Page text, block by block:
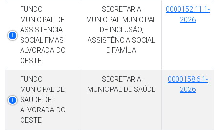
FUNDO
MUNICIPAL DE
ASSISTENCIA
SOCIAL FMAS
ALVORADA DO
OESTE
SECRETARIA
MUNICIPAL MUNICIPAL
DE INCLUSÃO,
ASSISTÊNCIA SOCIAL
E FAMÍLIA
0000152.11.1-
2026
FUNDO
MUNICIPAL DE
SAUDE DE
ALVORADA DO
OESTE
SECRETARIA
MUNICIPAL DE SAÚDE
0000158.6.1-
2026